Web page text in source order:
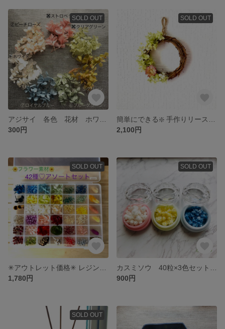
SOLD OUT
300円
SOLD OUT
2,100円
SOLD OUT
1,780円
SOLD OUT
900円
SOLD OUT